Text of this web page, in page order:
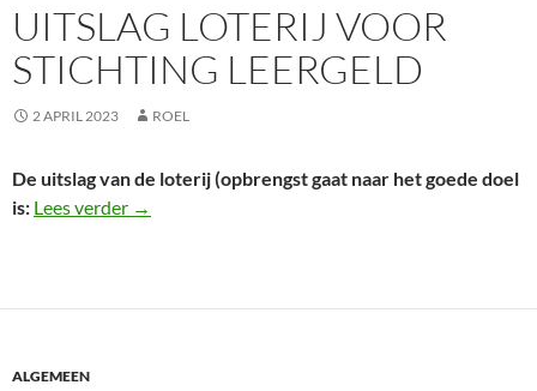
UITSLAG LOTERIJ VOOR
STICHTING LEERGELD
2 APRIL 2023 ROEL
De uitslag van de loterij (opbrengst gaat naar het goede doel
is: Lees verder Uitslag loterij voor stichting Leergeld
→
ALGEMEEN